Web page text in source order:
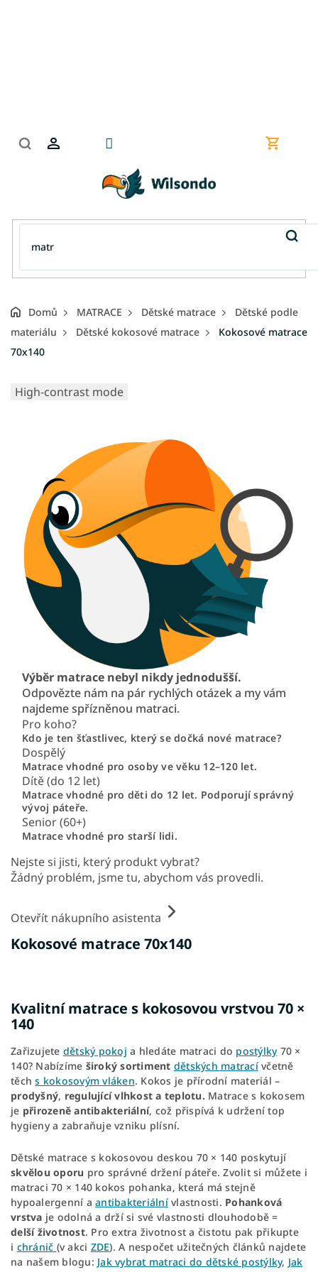
Nákupní
Domů MATRACE Dětské matrace
Dětské podle
materiálu
Dětské kokosové matrace
Kokosové matrace
70x140
Kokosové matrace 70x140
High-contrast mode
Výběr matrace nebyl nikdy jednodušší.
Odpovězte nám na pár rychlých otázek a my vám
najdeme spřízněnou matraci.
Pro koho?
Kdo je ten šťastlivec, který se dočká nové matrace?
Dospělý
Matrace vhodné pro osoby ve věku 12–120 let.
Dítě (do 12 let)
Matrace vhodné pro děti do 12 let. Podporují správný
vývoj páteře.
Senior (60+)
Matrace vhodné pro starší lidi.
Nejste si jisti, který produkt vybrat?
Žádný problém, jsme tu, abychom vás provedli.
Otevřít nákupního asistenta
Kvalitní matrace s kokosovou vrstvou 70 ×
140
Zařizujete dětský pokoj a hledáte matraci do postýlky70 ×
140? Nabízíme široký sortiment dětských matracívčetně
těchs kokosovým vláken. Kokos je přírodní materiál –
prodyšný, regulující vlhkost a teplotu. Matrace s kokosem
je přirozeně antibakteriální, což přispívá k udržení top
hygieny a zabraňuje vzniku plísní.
Dětské matrace s kokosovou deskou 70 × 140 poskytují
skvělou oporu pro správné držení páteře. Zvolit si můžete i
matraci 70 × 140 kokos pohanka, která má stejně
hypoalergenní a antibakteriálnívlastnosti. Pohanková
vrstva je odolná a drží si své vlastnosti dlouhodobě =
delší životnost. Pro extra životnost a čistotu pak přikupte
i chránič (v akci ZDE). A nespočet užitečných článků najdete
na našem blogu: Jak vybrat matraci do dětské postýlky, Jak